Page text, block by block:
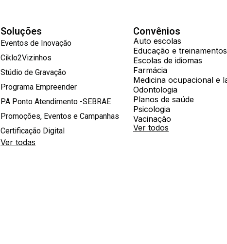
Soluções
Eventos de Inovação
Ciklo2Vizinhos
Stúdio de Gravação
Programa Empreender
PA Ponto Atendimento -SEBRAE
Promoções, Eventos e Campanhas
Certificação Digital
Ver todas
Convênios
Auto escolas
Educação e treinamentos
Escolas de idiomas
Farmácia
Odontologia
Planos de saúde
Psicologia
Vacinação
Ver todos